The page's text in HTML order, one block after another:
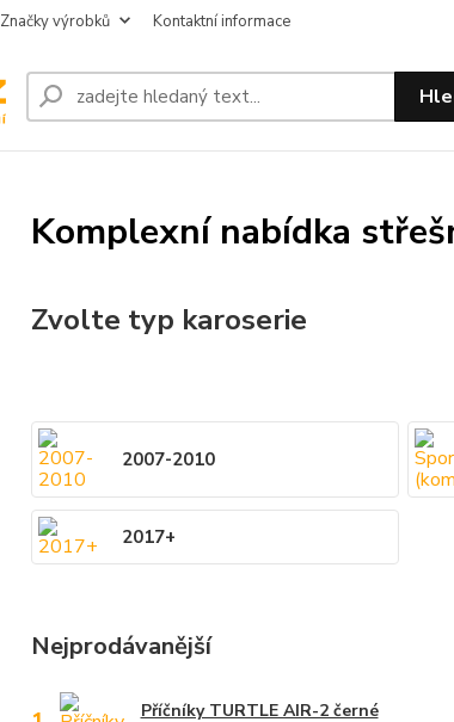
Značky výrobků Kontaktní informace
Komplexní nabídka
Zvolte typ karoserie
2007-2010
2017+
Nejprodávanější
Příčníky TURTLE AIR-2 černé